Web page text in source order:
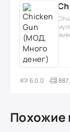
6.0.0
Похожие